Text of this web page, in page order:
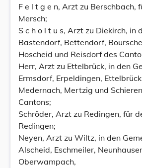
F e l t g e n, Arzt zu Berschbach,
Mersch;
S c h o l t u s, Arzt zu Diekirch, in
Bastendorf, Bettendorf,
Hoscheid und Reisdorf des
Herr, Arzt zu Ettelbrück, in den
Ermsdorf, Erpeldingen,
Medernach, Mertzig und
Cantons;
Schröder, Arzt zu Redingen, für
Redingen;
Neyen, Arzt zu Wiltz, in den
Alscheid, Eschmeiler,
Oberwampach,